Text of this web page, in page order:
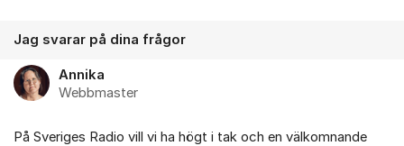
Jag svarar på dina frågor
Annika
Webbmaster
På Sveriges Radio vill vi ha högt i tak och en välkomnande